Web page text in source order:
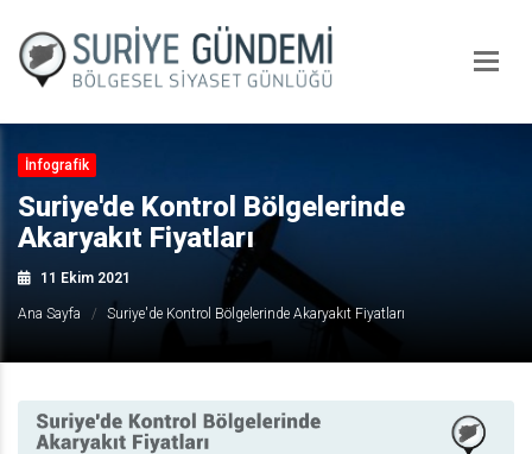
İnfografik
Suriye'de Kontrol Bölgelerinde
Akaryakıt Fiyatları
11 Ekim 2021
Ana Sayfa Suriye'de Kontrol Bölgelerinde Akaryakıt Fiyatları